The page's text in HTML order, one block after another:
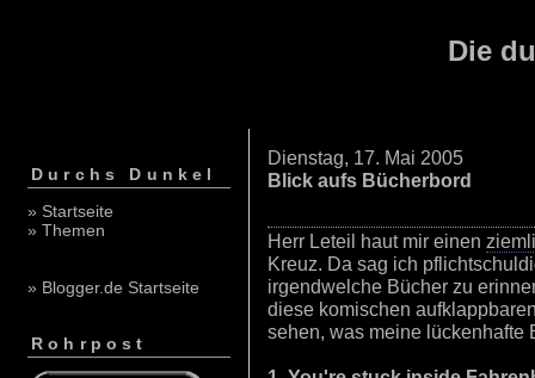
Die
Durchs Dunkel
» Startseite
» Themen
» Blogger.de Startseite
Rohrpost
Dienstag, 17. Mai 2005
Blick aufs Bücherbord
Herr Leteil haut mir einen
Kreuz. Da sag ich
irgendwelche Bücher zu
diese komischen
sehen, was meine lückenhafte